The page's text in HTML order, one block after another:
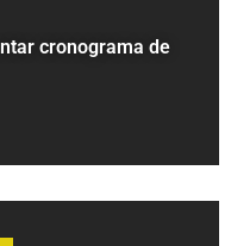
cronograma de